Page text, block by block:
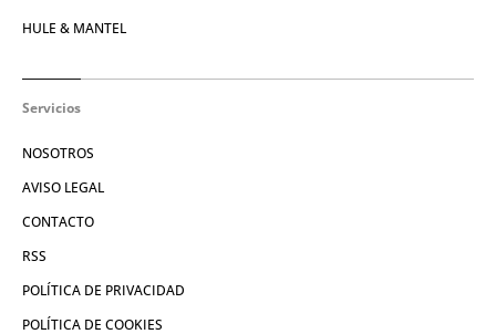
HULE & MANTEL
Servicios
NOSOTROS
AVISO LEGAL
CONTACTO
RSS
POLÍTICA DE PRIVACIDAD
POLÍTICA DE COOKIES